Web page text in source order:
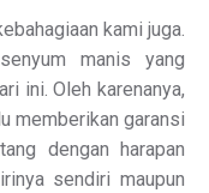
kami juga.
manis yang
ini. Oleh karenanya,
memberikan garansi
dengan harapan
sendiri maupun